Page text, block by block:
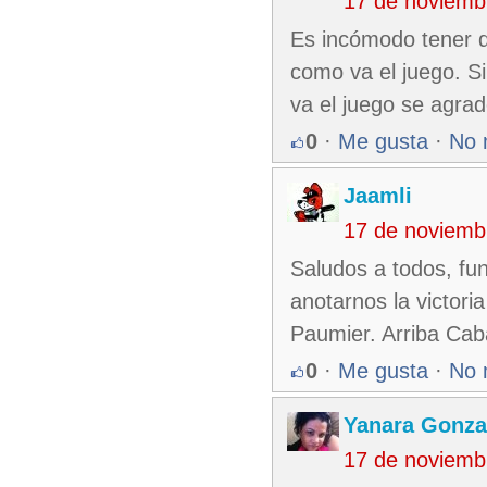
Es incómodo tener
como va el juego.
va el juego se
0 · Me gusta · No
Jaamli
17 de
Saludos a todos,
anotarnos la
Paumier. Arriba
0 · Me gusta · No
Yanara
17 de